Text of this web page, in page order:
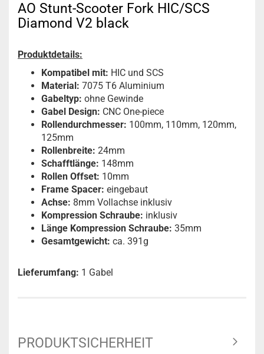
AO Stunt-Scooter Fork HIC/SCS
Diamond V2 black
Produktdetails:
Kompatibel mit: HIC und SCS
Material: 7075 T6 Aluminium
Gabeltyp: ohne Gewinde
Gabel Design: CNC One-piece
Rollendurchmesser: 100mm, 110mm, 120mm,
125mm
Rollenbreite: 24mm
Schafftlänge: 148mm
Rollen Offset: 10mm
Frame Spacer: eingebaut
Achse: 8mm Vollachse inklusiv
Kompression Schraube: inklusiv
Länge Kompression Schraube: 35mm
Gesamtgewicht: ca. 391g
Lieferumfang: 1 Gabel
PRODUKTSICHERHEIT